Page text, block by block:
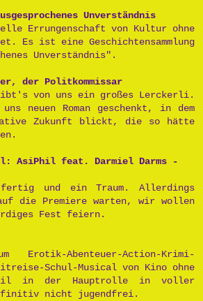
Unverständnis
Errungenschaft von Kultur ohne
Es ist eine Geschichtensammlung
Unverständnis".
der Politkommissar
von uns ein großes Lerckerli.
uns neuen Roman geschenkt, in dem
Zukunft blickt, die so hätte
AsiPhil feat. Darmiel Darms -
und ein Traum. Allerdings
die Premiere warten, wir wollen
Fest feiern.
Abenteuer-Action-Krimi-
Schul-Musical von Kino ohne
in der Hauptrolle in voller
nicht jugendfrei.